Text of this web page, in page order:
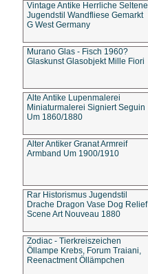
Vintage Antike Herrliche Seltene
Jugendstil Wandfliese Gemarkt
G West Germany
Murano Glas - Fisch 1960?
Glaskunst Glasobjekt Mille Fiori
Alte Antike Lupenmalerei
Miniaturmalerei Signiert Seguin
Um 1860/1880
Alter Antiker Granat Armreif
Armband Um 1900/1910
Rar Historismus Jugendstil
Drache Dragon Vase Dog Relief
Scene Art Nouveau 1880
Zodiac - Tierkreiszeichen
Öllampe Krebs, Forum Traiani,
Reenactment Öllämpchen